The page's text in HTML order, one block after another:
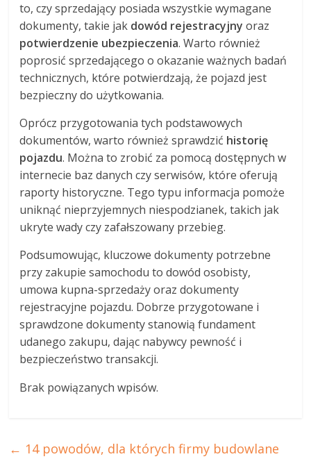
to, czy sprzedający posiada wszystkie wymagane
dokumenty, takie jak dowód rejestracyjny oraz
potwierdzenie ubezpieczenia. Warto również
poprosić sprzedającego o okazanie ważnych badań
technicznych, które potwierdzają, że pojazd jest
bezpieczny do użytkowania.
Oprócz przygotowania tych podstawowych
dokumentów, warto również sprawdzić historię
pojazdu. Można to zrobić za pomocą dostępnych w
internecie baz danych czy serwisów, które oferują
raporty historyczne. Tego typu informacja pomoże
uniknąć nieprzyjemnych niespodzianek, takich jak
ukryte wady czy zafałszowany przebieg.
Podsumowując, kluczowe dokumenty potrzebne
przy zakupie samochodu to dowód osobisty,
umowa kupna-sprzedaży oraz dokumenty
rejestracyjne pojazdu. Dobrze przygotowane i
sprawdzone dokumenty stanowią fundament
udanego zakupu, dając nabywcy pewność i
bezpieczeństwo transakcji.
Brak powiązanych wpisów.
← 14 powodów, dla których firmy budowlane